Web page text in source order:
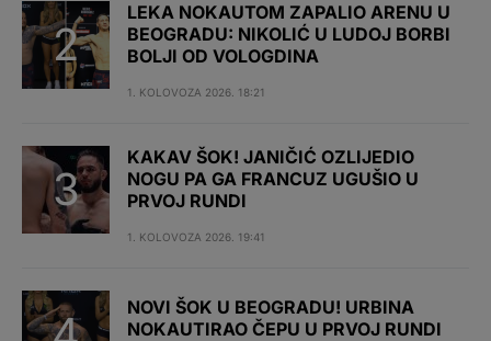
LEKA NOKAUTOM ZAPALIO ARENU U
BEOGRADU: NIKOLIĆ U LUDOJ BORBI
BOLJI OD VOLOGDINA
1. KOLOVOZA 2026. 18:21
KAKAV ŠOK! JANIČIĆ OZLIJEDIO
NOGU PA GA FRANCUZ UGUŠIO U
PRVOJ RUNDI
1. KOLOVOZA 2026. 19:41
NOVI ŠOK U BEOGRADU! URBINA
NOKAUTIRAO ČEPU U PRVOJ RUNDI